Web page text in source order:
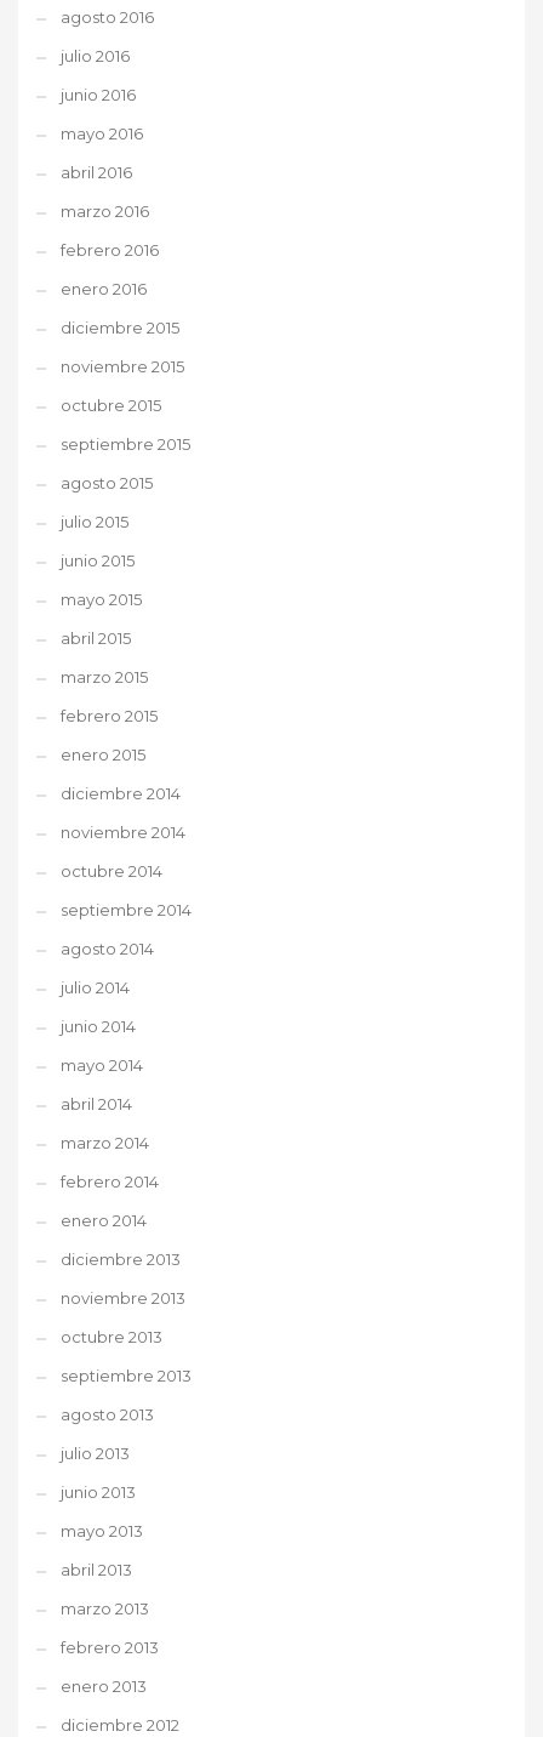
agosto 2016
julio 2016
junio 2016
mayo 2016
abril 2016
marzo 2016
febrero 2016
enero 2016
diciembre 2015
noviembre 2015
octubre 2015
septiembre 2015
agosto 2015
julio 2015
junio 2015
mayo 2015
abril 2015
marzo 2015
febrero 2015
enero 2015
diciembre 2014
noviembre 2014
octubre 2014
septiembre 2014
agosto 2014
julio 2014
junio 2014
mayo 2014
abril 2014
marzo 2014
febrero 2014
enero 2014
diciembre 2013
noviembre 2013
octubre 2013
septiembre 2013
agosto 2013
julio 2013
junio 2013
mayo 2013
abril 2013
marzo 2013
febrero 2013
enero 2013
diciembre 2012